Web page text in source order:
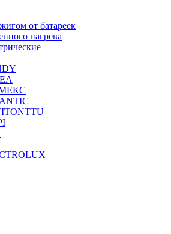
от батареек
нагрева